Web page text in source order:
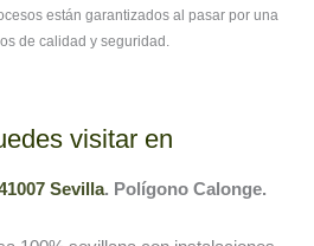
están garantizados al pasar por una
de calidad y seguridad.
visitar en
Sevilla. Polígono Calonge.